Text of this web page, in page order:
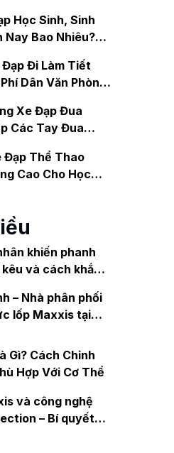
Học Sinh, Sinh
Nay Bao Nhiêu?
Đạp Đi Làm Tiết
Dân Văn Phòng
Xe Đạp Đua
Các Tay Đua
Đạp Thể Thao
Cao Cho Học
khiến phanh
kêu và cách khắc
– Nhà phân phối
lốp Maxxis tại
Gì? Cách Chỉnh
Hợp Với Cơ Thể
và công nghệ
– Bí quyết